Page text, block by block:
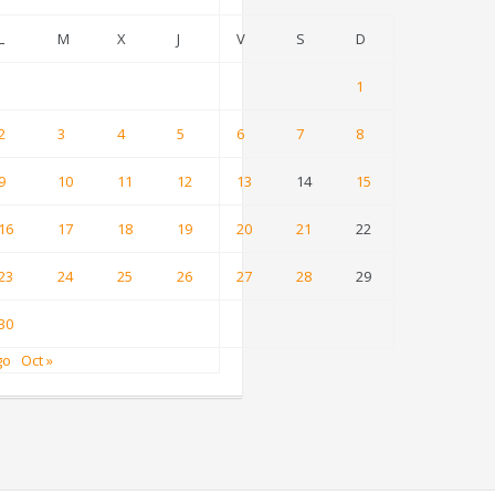
M X J V S D
1
3 4 5 6 7 8
10 11 12 13 14 15
17 18 19 20 21 22
24 25 26 27 28 29
Oct »